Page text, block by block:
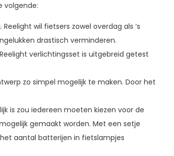
volgende:
wil fietsers zowel overdag als ‘s
drastisch verminderen.
verlichtingsset is uitgebreid getest
zo simpel mogelijk te maken. Door het
is zou iedereen moeten kiezen voor de
gemaakt worden. Met een setje
aantal batterijen in fietslampjes